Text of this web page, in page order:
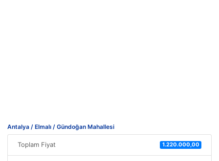
Antalya / Elmalı / Gündoğan Mahallesi
Toplam Fiyat 1.220.000,00